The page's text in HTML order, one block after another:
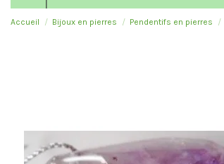
Accueil Bijoux en pierres Pendentifs en pierres